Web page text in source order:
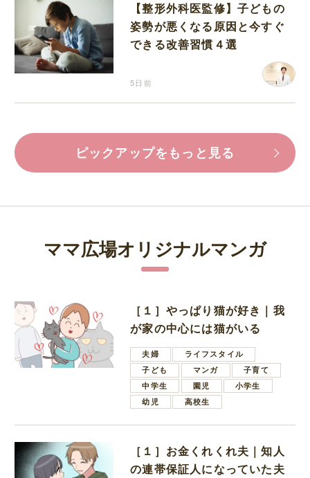
【整形外科医監修】子どもの
姿勢が悪くなる原因と今すぐ
できる改善習慣４選
5日前
ピックアップをもっと見る
ママ広場オリジナルマンガ
［１］やっぱり猫が好き｜我
が家の中心には猫がいる
夫婦
ライフスタイル
子ども
マンガ
子育て
中学生
園児
小学生
幼児
高校生
［１］お金くれくれ夫｜知人
の連帯保証人になっていた夫